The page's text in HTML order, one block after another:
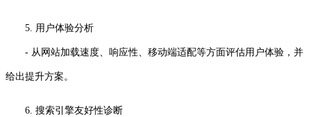
5. 用户体验分析
- 从网站加载速度、响应性、移动端适配等方面评估用户体验，并
给出提升方案。
6. 搜索引擎友好性诊断